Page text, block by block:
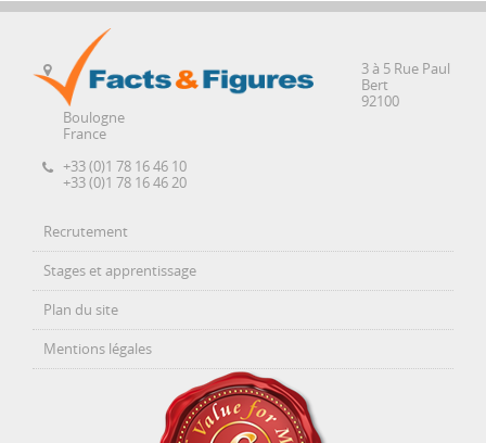
3 à 5 Rue Paul
Bert
92100
Boulogne
France
+33 (0)1 78 16 46 10
+33 (0)1 78 16 46 20
Recrutement
Stages et apprentissage
Plan du site
Mentions légales